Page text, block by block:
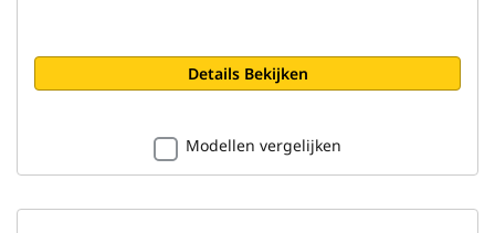
Details Bekijken
Modellen vergelijken